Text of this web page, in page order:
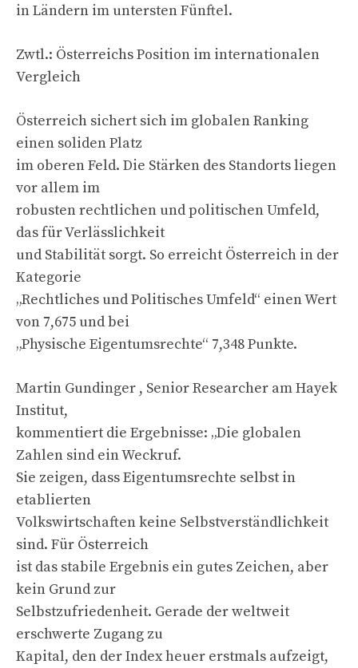
in Ländern im untersten Fünftel.
Zwtl.: Österreichs Position im internationalen
Vergleich
Österreich sichert sich im globalen Ranking
einen soliden Platz
im oberen Feld. Die Stärken des Standorts liegen
vor allem im
robusten rechtlichen und politischen Umfeld,
das für Verlässlichkeit
und Stabilität sorgt. So erreicht Österreich in der
Kategorie
„Rechtliches und Politisches Umfeld“ einen Wert
von 7,675 und bei
„Physische Eigentumsrechte“ 7,348 Punkte.
Martin Gundinger , Senior Researcher am Hayek
Institut,
kommentiert die Ergebnisse: „Die globalen
Zahlen sind ein Weckruf.
Sie zeigen, dass Eigentumsrechte selbst in
etablierten
Volkswirtschaften keine Selbstverständlichkeit
sind. Für Österreich
ist das stabile Ergebnis ein gutes Zeichen, aber
kein Grund zur
Selbstzufriedenheit. Gerade der weltweit
erschwerte Zugang zu
Kapital, den der Index heuer erstmals aufzeigt,